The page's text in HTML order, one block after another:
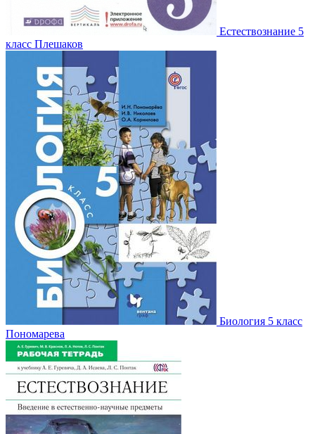
Естествознание 5
класс Плешаков
Биология 5 класс
Пономарева